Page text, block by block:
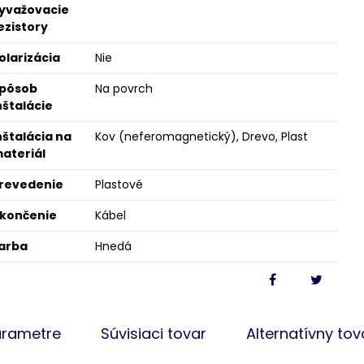
Nie
Na povrch
na
Kov (neferomagnetický), Drevo, Plast
Plastové
Kábel
Hnedá
Súvisiaci tovar Alternatívny